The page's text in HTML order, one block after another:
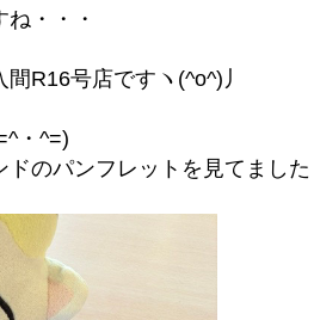
・・・
R16号店ですヽ(^o^)丿
・^=)
ドのパンフレットを見てまし